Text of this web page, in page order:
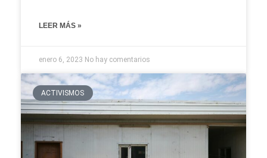
LEER MÁS »
enero 6, 2023 No hay comentarios
ACTIVISMOS